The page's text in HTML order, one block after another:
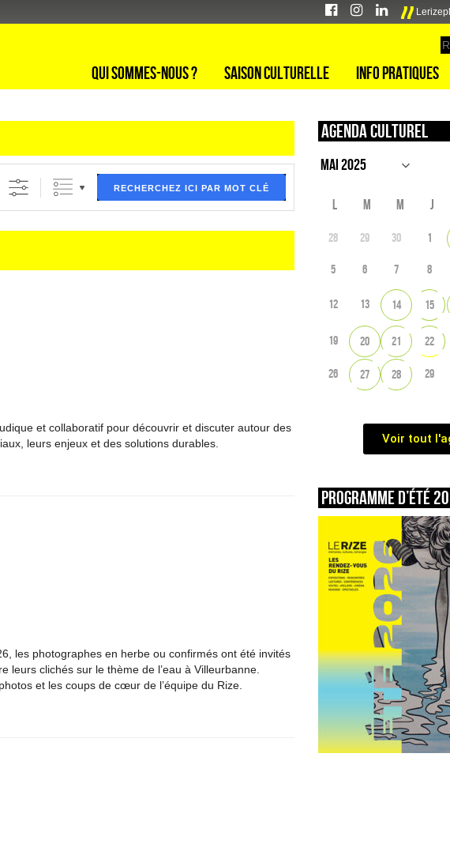
Qui sommes-nous ? Saison culturelle Info pratiques
(ci dessous) puis validez
RECHERCHEZ ICI PAR MOT CLÉ
et collaboratif pour découvrir et discuter autour des
leurs enjeux et des solutions durables.
les photographes en herbe ou confirmés ont été invités
leurs clichés sur le thème de l’eau à Villeurbanne.
et les coups de cœur de l’équipe du Rize.
Agenda culturel
L M M J
28 29 30 1
5 6 7 8
12 13 14 15
19 20 21 22
26 27 28 29
Voir tout
Programme d’été